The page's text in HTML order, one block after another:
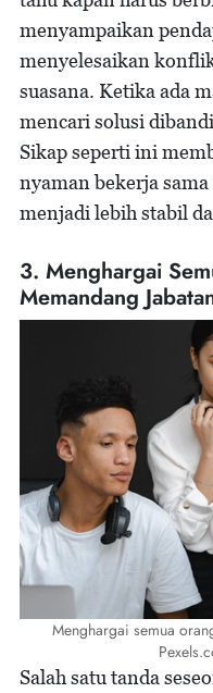
menyampaikan
menyelesaikan
suasana. Ketika ada
mencari solusi
Sikap seperti ini
nyaman bekerja
menjadi lebih stabil
3. Menghargai
Memandang
Menghargai semua
Salah satu tanda